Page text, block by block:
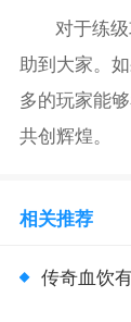
对于练
助到大家。
多的玩家能
共创辉煌。
相关推荐
传奇血饮